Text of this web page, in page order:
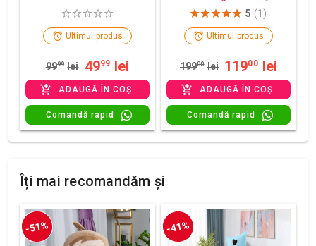
Ultimul produs
9999 lei 4999 lei
ADAUGĂ ÎN COȘ
Comandă rapid
5 (1)
Ultimul produs
19900 lei 11900 lei
ADAUGĂ ÎN COȘ
Comandă rapid
Îți mai recomandăm și
-51% -41%